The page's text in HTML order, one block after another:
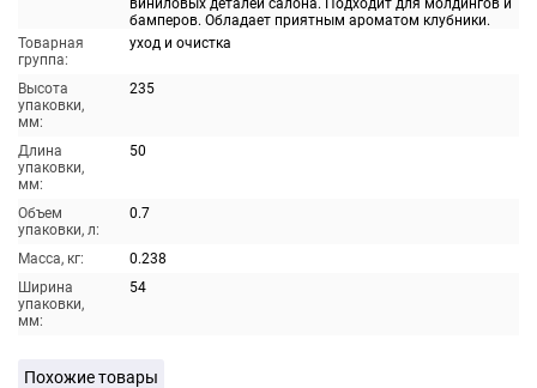
виниловых деталей салона. Подходит для молдингов и
бамперов. Обладает приятным ароматом клубники.
Товарная
группа:
уход и очистка
Высота
упаковки,
мм:
235
Длина
упаковки,
мм:
50
Объем
упаковки, л:
0.7
Масса, кг:
0.238
Ширина
упаковки,
мм:
54
Похожие товары